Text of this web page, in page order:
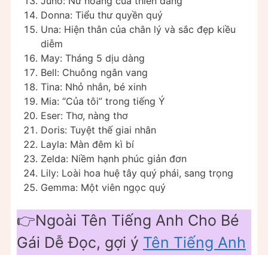
Donna: Tiểu thư quyền quý
Una: Hiện thân của chân lý và sắc đẹp kiều
diễm
May: Tháng 5 dịu dàng
Bell: Chuông ngân vang
Tina: Nhỏ nhắn, bé xinh
Mia: “Của tôi” trong tiếng Ý
Eser: Thơ, nàng thơ
Doris: Tuyệt thế giai nhân
Layla: Màn đêm kì bí
Zelda: Niềm hạnh phúc giản đơn
Lily: Loài hoa huệ tây quý phái, sang trọng
Gemma: Một viên ngọc quý
👉Ngoài Tên Tiếng Anh Cho Bé
Gái Dễ Đọc, gợi ý Tên Tiếng Anh